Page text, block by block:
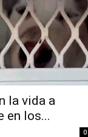
la vida a
en los...
0